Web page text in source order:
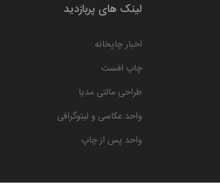
لینک های پربازدید
اخبار چاپخانه
چاپ افست
طراحی مالتی مدیا
واحد عکاسی و لیتوگرافی
واحد پس از چاپ